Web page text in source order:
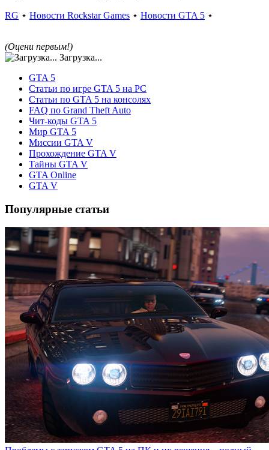
RG ⋆ Новости Rockstar Games ⋆ Новости GTA 5 ⋆
(Оцени первым!)
Загрузка...
GTA 5
Статьи по игре GTA 5 на PC
Статьи по GTA 5 на консолях
FAQ по Grand Theft Auto
Чит-коды GTA 5
Мир GTA 5
Миссии GTA V
Прохождение GTA V
Тайны GTA V
GTA Online
GTA V
Популярные статьи